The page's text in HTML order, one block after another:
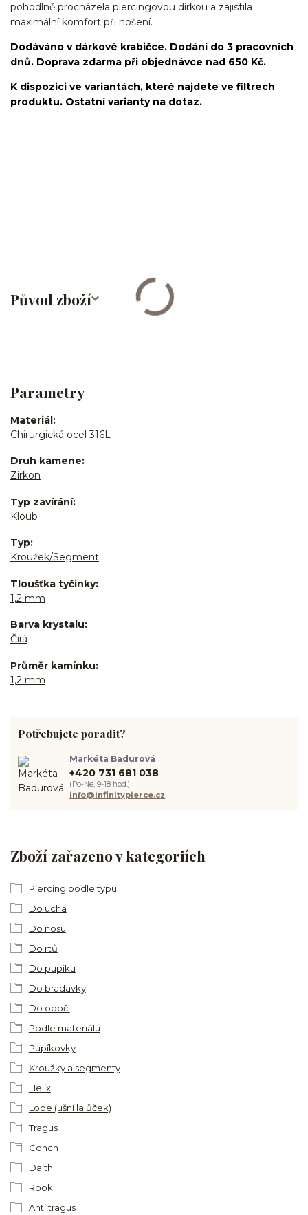
pohodlně procházela piercingovou dírkou a zajistila
maximální komfort při nošení.
Dodáváno v dárkové krabičce. Dodání do 3 pracovních
dnů. Doprava zdarma při objednávce nad 650 Kč.
K dispozici ve variantách, které najdete ve filtrech
produktu. Ostatní varianty na dotaz.
Původ zboží
Parametry
Materiál
Chirurgická ocel 316L
Druh kamene
Zirkon
Typ zavírání
Kloub
Typ
Kroužek/Segment
Tloušťka tyčinky
1,2 mm
Barva krystalu
Čirá
Průměr kamínku
1,2 mm
Zboží zařazeno v kategoriích
Piercing podle typu
Do ucha
Do nosu
Do rtů
Do pupíku
Do bradavky
Do obočí
Podle materiálu
Pupíkovky
Kroužky a segmenty
Helix
Lobe (ušní lalůček)
Tragus
Conch
Daith
Rook
Anti tragus
Potřebujete poradit?
Markéta Badurová
+420 731 681 038
(Po-Ne, 9-18 hod.)
info@infinitypierce.cz